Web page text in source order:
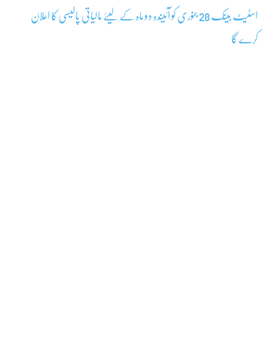
اسٹیٹ بینک 28 جنوری کو آئیندہ دو ماہ کے لیئے مالیاتی پالیسی کا اعلان
کرے گا